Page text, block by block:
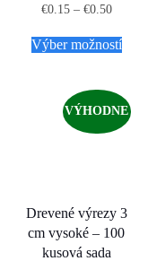
€0.15– €0.50
Výber možností
VÝHODNE
Drevené výrezy 3
cm vysoké – 100
kusová sada